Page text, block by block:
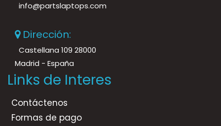
info@partslaptops.com
Dirección:
Castellana 109 28000
Madrid - España
Links de Interes
Contáctenos
Formas de pago